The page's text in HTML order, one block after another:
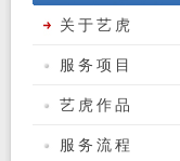
关于艺虎
服务项目
艺虎作品
服务流程